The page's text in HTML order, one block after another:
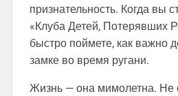
признательность. Когда вы
«Клуба Детей, Потерявших
быстро поймете, как важно
замке во время ругани.
Жизнь — она мимолетна. Не